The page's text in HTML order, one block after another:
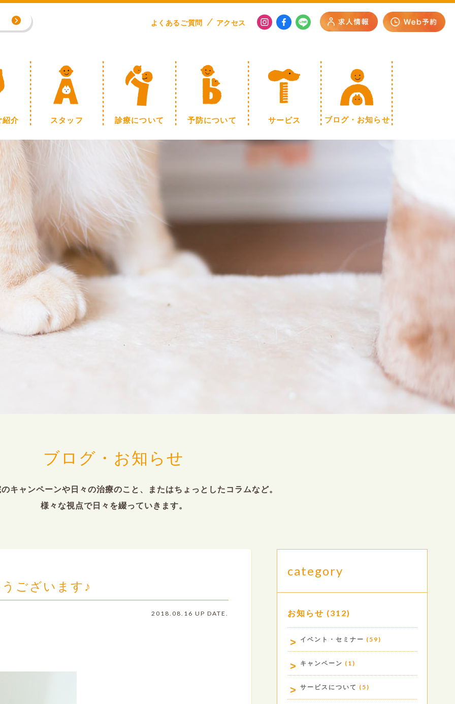
野浩志先生（完全予約制）
よくあるご質問 アクセス
紹介 スタッフ 診療について 予防について サービス ブログ・お知らせ
ブログ・お知らせ
キャンペーンや日々の治療のこと、またはちょっとしたコラムなど。
様々な視点で日々を綴っていきます。
ございます♪
2018.08.16 UP DATE.
category
お知らせ (312)
イベント・セミナー (59)
キャンペーン (1)
サービスについて (5)